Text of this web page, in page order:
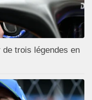
de trois légendes en